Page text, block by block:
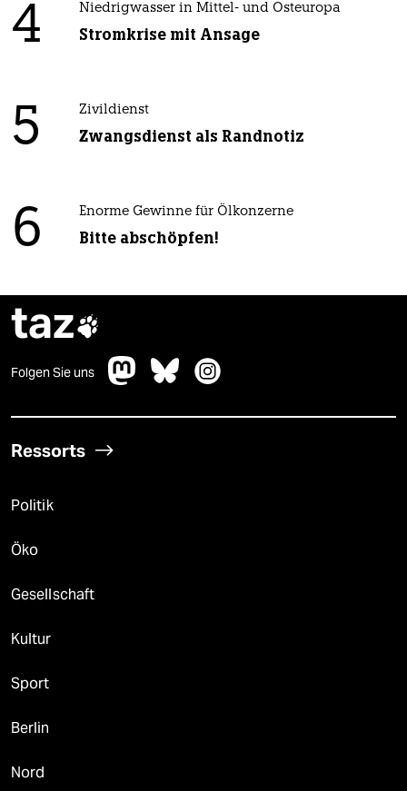
4 Niedrigwasser in Mittel- und Osteuropa
Stromkrise mit Ansage
5 Zivildienst
Zwangsdienst als Randnotiz
6 Enorme Gewinne für Ölkonzerne
Bitte abschöpfen!
taz
Folgen Sie uns
Ressorts
Politik
Öko
Gesellschaft
Kultur
Sport
Berlin
Nord